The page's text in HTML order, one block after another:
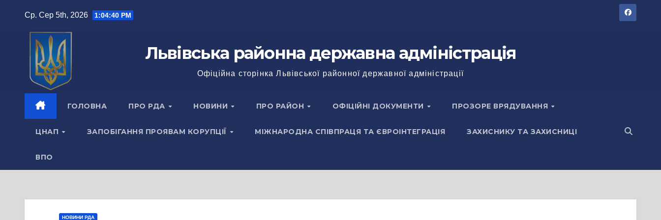
Ср. Сер 5th, 2026 1:04:40 PM
Львівська районна державна адміністрація
Офіційна сторінка Львівської районної державної адміністрації
ГОЛОВНА ПРО РДА НОВИНИ ПРО РАЙОН ОФІЦІЙНІ ДОКУМЕНТИ ПРОЗОРЕ ВРЯДУВАННЯ
ЦНАП ЗАПОБІГАННЯ ПРОЯВАМ КОРУПЦІЇ МІЖНАРОДНА СПІВПРАЦЯ ТА ЄВРОІНТЕГРАЦІЯ ЗАХИСНИКУ ТА ЗАХИСНИЦІ
ВПО
НОВИНИ РДА